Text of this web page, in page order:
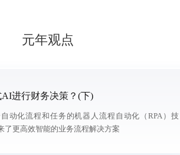
元年观点
进行财务决策？(下)
动化流程和任务的机器人流程自动化（RPA）技
了更高效智能的业务流程解决方案